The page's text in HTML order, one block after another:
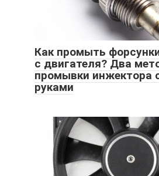
Как промыть
с двигателя? Два
промывки инжектора
руками